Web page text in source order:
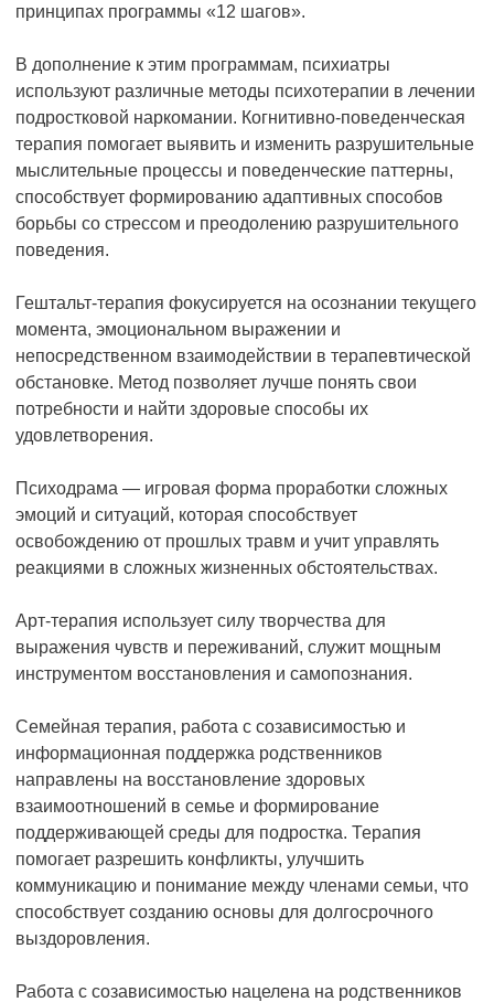
принципах программы «12 шагов».
В дополнение к этим программам, психиатры
используют различные методы психотерапии в лечении
подростковой наркомании. Когнитивно-поведенческая
терапия помогает выявить и изменить разрушительные
мыслительные процессы и поведенческие паттерны,
способствует формированию адаптивных способов
борьбы со стрессом и преодолению разрушительного
поведения.
Гештальт-терапия фокусируется на осознании текущего
момента, эмоциональном выражении и
непосредственном взаимодействии в терапевтической
обстановке. Метод позволяет лучше понять свои
потребности и найти здоровые способы их
удовлетворения.
Психодрама — игровая форма проработки сложных
эмоций и ситуаций, которая способствует
освобождению от прошлых травм и учит управлять
реакциями в сложных жизненных обстоятельствах.
Арт-терапия использует силу творчества для
выражения чувств и переживаний, служит мощным
инструментом восстановления и самопознания.
Семейная терапия, работа с созависимостью и
информационная поддержка родственников
направлены на восстановление здоровых
взаимоотношений в семье и формирование
поддерживающей среды для подростка. Терапия
помогает разрешить конфликты, улучшить
коммуникацию и понимание между членами семьи, что
способствует созданию основы для долгосрочного
выздоровления.
Работа с созависимостью нацелена на родственников